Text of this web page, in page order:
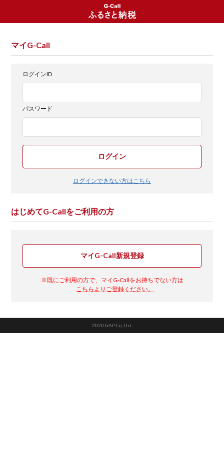
マイG-Call
ログインID
パスワード
ログイン
ログインできない方はこちら
はじめてG-Callをご利用の方
マイG-Call新規登録
※既にご利用の方で、マイG-Callをお持ちでない方は
こちらよりご登録ください。
2020 GAP Co, Ltd.